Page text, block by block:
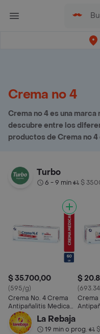
Crema no 4
Crema no 4 es una
descubre entre los
productos de Crema no
Turbo
6 - 9 min• $
$ 35.700,00
(595/g)
Crema No. 4 Crema
Antipañalitis Medicada
con Nistatina
$
Crema
La Rebaja
19 min o prog.•